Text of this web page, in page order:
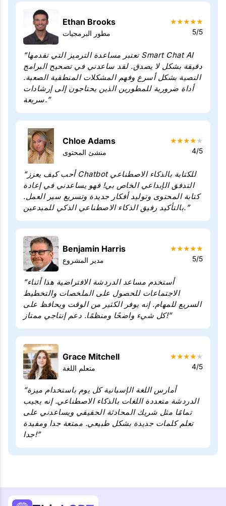
Ethan Brooks
مطور البرمجيات
★★★★★
5/5
“تعتبر مساعدة الترميز التي تقدمها Smart Chat AI
دقيقة بشكل لا يصدق. لقد ساعدني في تصحيح البرامج
النصية بشكل أسرع وفهم المشكلات المنطقية الصعبة.
أداة ضرورية للمطورين الذين يحتاجون إلى إرشادات
سريعة.”
Chloe Adams
منشئ المحتوى
★★★★★
4/5
“أحب كيف يعزز Chatbot للكتابة بالذكاء الاصطناعي
التدفق الإبداعي الخاص بي! فهو يساعدني في إعادة
كتابة المحتوى وتوليد أفكار جديدة وتسريع سير العمل.
بالتأكيد رفيق الذكاء الاصطناعي الذكي للمبدعين.”
Benjamin Harris
مدير المشروع
★★★★★
5/5
“أستخدم مساعد الدردشة الافتراضية هذا أثناء
الاجتماعات للحصول على الملخصات والتخطيط
السريع للمهام. إنه يوفر الكثير من الوقت ويحافظ على
كل شيء واضحًا ومنظمًا. دعم إنتاجي ممتاز!”
Grace Mitchell
متعلم اللغة
★★★★★
4/5
“أمارس اللغة الإسبانية كل يوم باستخدام ميزة
الدردشة متعددة اللغات بالذكاء الاصطناعي. إنه يجيب
تمامًا مثل شريك المحادثة الحقيقي ويساعدني على
تعلم كلمات جديدة بشكل طبيعي. ممتعة جدا ومفيدة
جدا!”